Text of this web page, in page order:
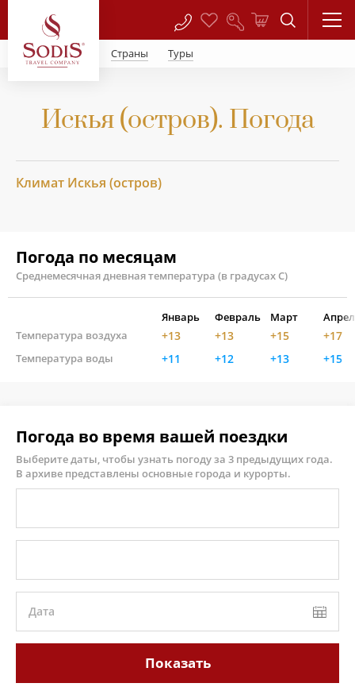
Страны Туры
Искья (остров). Погода
Климат Искья (остров)
Погода по месяцам
Среднемесячная дневная температура (в градусах С)
Январь Февраль Март
Температура воздуха
+13 +13 +15 +17
Температура воды +11 +12 +13 +15
Погода во время вашей поездки
Выберите даты, чтобы узнать погоду за 3 предыдущих года.
В архиве представлены основные города и курорты.
Дата
Показать